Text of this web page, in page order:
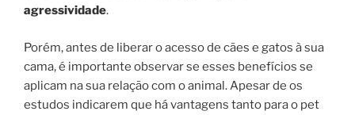
agressividade.
Porém, antes de liberar o acesso de cães e gatos à sua
cama, é importante observar se esses benefícios se
aplicam na sua relação com o animal. Apesar de os
estudos indicarem que há vantagens tanto para o pet